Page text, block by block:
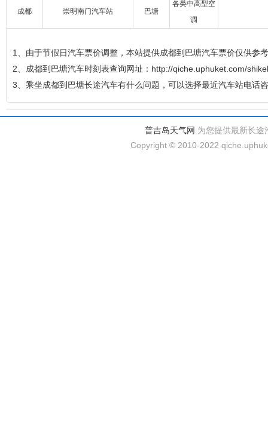
成都 崇明南门汽车站 巴塘
各类中高型空
调
1、由于节假日汽车票价调整，本站提供成都到巴塘汽车票价仅供参
2、成都到巴塘汽车时刻表查询网址：http://qiche.uphuket.com/
3、乘坐成都到巴塘长途汽车有什么问题，可以选择最近汽车站电话
普吉岛天气网 为您提供最新长途
Copyright © 2010-2022